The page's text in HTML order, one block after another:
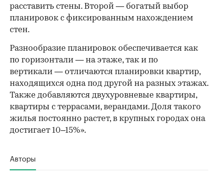
расставить стены. Второй — богатый выбор
планировок с фиксированным нахождением
стен.
Разнообразие планировок обеспечивается как
по горизонтали — на этаже, так и по
вертикали — отличаются планировки квартир,
находящихся одна под другой на разных этажах.
Также добавляются двухуровневые квартиры,
квартиры с террасами, верандами. Доля такого
жилья постоянно растет, в крупных городах она
достигает 10–15%».
Авторы